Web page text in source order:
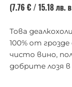
(7.76 €/ 15.18лв.
Това
100% от
чисто вино,
добрите лозя в